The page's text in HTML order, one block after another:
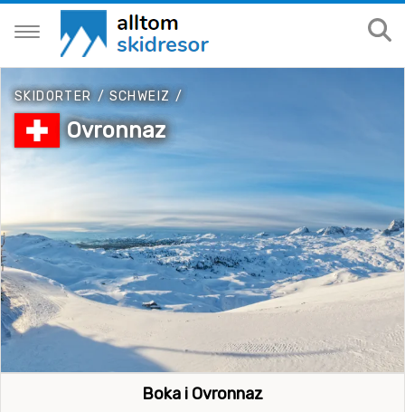
SKIDORTER / SCHWEIZ /
Ovronnaz
Boka i Ovronnaz